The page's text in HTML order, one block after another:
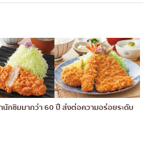
กชิมมากว่า 60 ปี ส่งต่อความอร่อยระดับ